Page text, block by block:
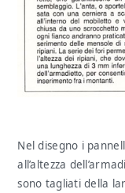
Nel disegno i
all’altezza
sono tagliati della